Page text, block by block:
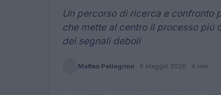
Un percorso di ricerca e confronto
che mette al centro il processo più
dei segnali deboli
Matteo Pellegrino · 9 Maggio 2026 · 4 min